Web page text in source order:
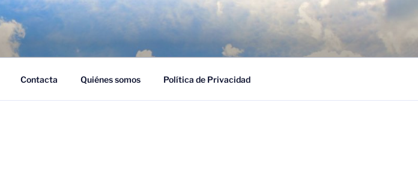
EMPRESARIAL
Contacta Quiénes somos Política de Privacidad